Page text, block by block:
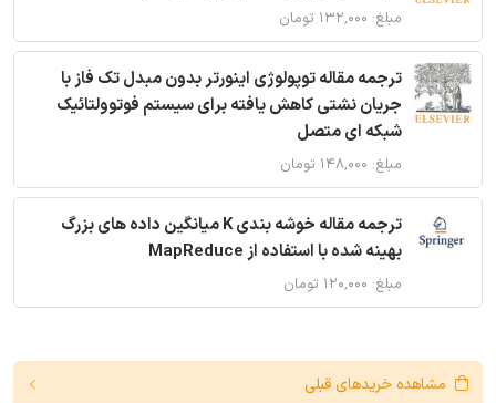
مبلغ: ۱۳۲,۰۰۰ تومان
ترجمه مقاله توپولوژی اینورتر بدون مبدل تک فاز با
جریان نشتی کاهش یافته برای سیستم فوتوولتائیک
شبکه ای متصل
مبلغ: ۱۴۸,۰۰۰ تومان
ترجمه مقاله خوشه بندی K میانگین داده های بزرگ
بهینه شده با استفاده از MapReduce
مبلغ: ۱۲۰,۰۰۰ تومان
مشاهده خریدهای قبلی